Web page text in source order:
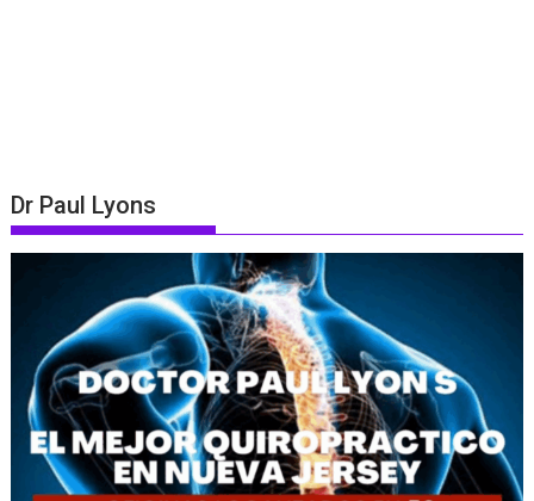
Dr Paul Lyons